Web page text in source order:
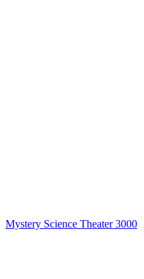
Mystery Science Theater 3000